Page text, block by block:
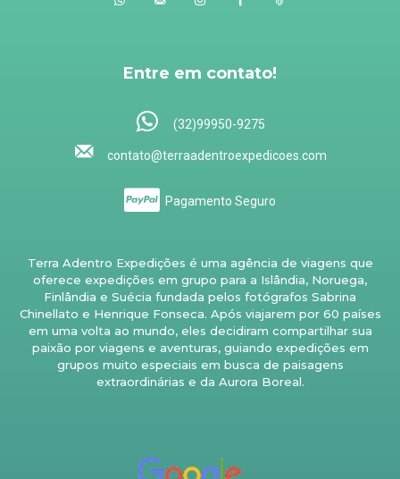
Entre em contato!
(32)99950-9275
contato@terraadentroexpedicoes.com
Pagamento Seguro
Terra Adentro Expedições é uma agência de viagens que
oferece expedições em grupo para a Islândia, Noruega,
Finlândia e Suécia fundada pelos fotógrafos Sabrina
Chinellato e Henrique Fonseca. Após viajarem por 60 países
em uma volta ao mundo, eles decidiram compartilhar sua
paixão por viagens e aventuras, guiando expedições em
grupos muito especiais em busca de paisagens
extraordinárias e da Aurora Boreal.